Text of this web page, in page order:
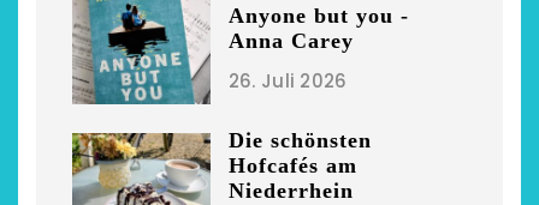
Anyone but you -
Anna Carey
26. Juli 2026
Die schönsten
Hofcafés am
Niederrhein